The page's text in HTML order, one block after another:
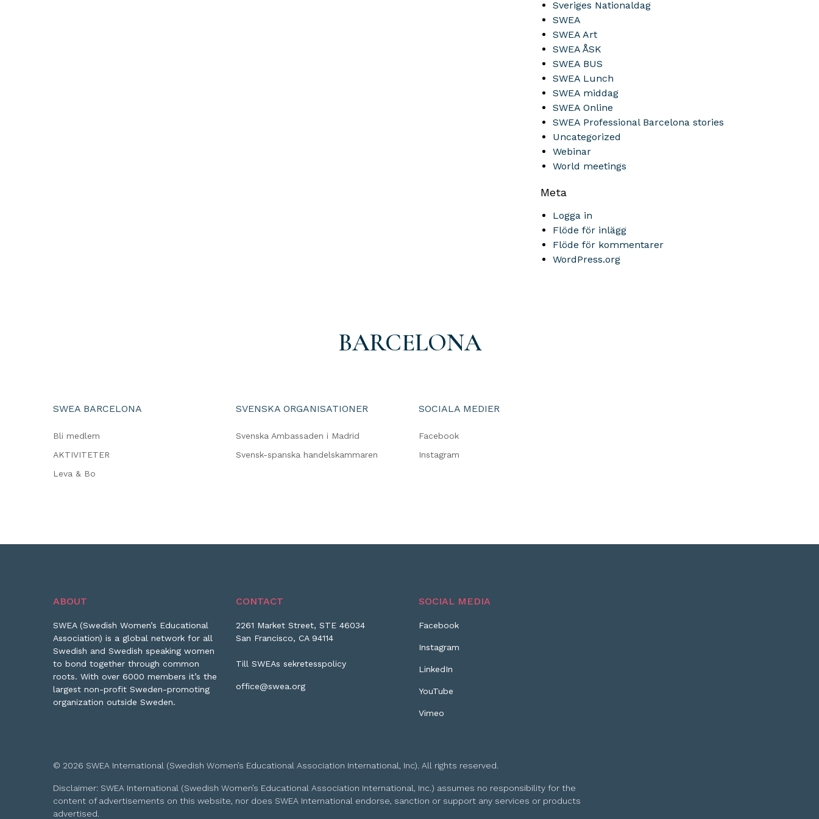
Sveriges Nationaldag
SWEA
SWEA Art
SWEA ÅSK
SWEA BUS
SWEA Lunch
SWEA middag
SWEA Online
SWEA Professional Barcelona stories
Uncategorized
Webinar
World meetings
Meta
Logga in
Flöde för inlägg
Flöde för kommentarer
WordPress.org
BARCELONA
SWEA BARCELONA
Bli medlem
AKTIVITETER
Leva & Bo
SVENSKA ORGANISATIONER
Svenska Ambassaden i Madrid
Svensk-spanska handelskammaren
SOCIALA MEDIER
Facebook
Instagram
ABOUT
SWEA (Swedish Women’s Educational
Association) is a global network for all
Swedish and Swedish speaking women
to bond together through common
roots. With over 6000 members it’s the
largest non-profit Sweden-promoting
organization outside Sweden.
CONTACT
2261 Market Street, STE 46034
San Francisco, CA 94114
Till SWEAs sekretesspolicy
office@swea.org
SOCIAL MEDIA
Facebook
Instagram
LinkedIn
YouTube
Vimeo
© 2026 SWEA International (Swedish Women’s Educational Association International, Inc). All rights reserved.
Disclaimer: SWEA International (Swedish Women’s Educational Association International, Inc.) assumes no responsibility for the
content of advertisements on this website, nor does SWEA International endorse, sanction or support any services or products
advertised.